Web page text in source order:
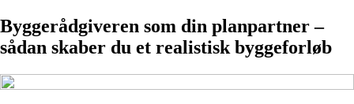
Byggerådgiveren som din planpartner –
sådan skaber du et realistisk byggeforløb